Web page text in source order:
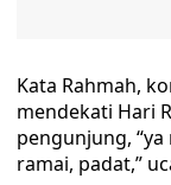
Kata Rahmah,
mendekati Hari
pengunjung,
ramai, padat,”